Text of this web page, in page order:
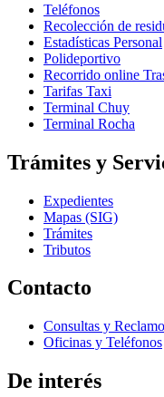
Teléfonos
Recolección de
Estadísticas Personal
Polideportivo
Recorrido online
Tarifas Taxi
Terminal Chuy
Terminal Rocha
Trámites y
Expedientes
Mapas (SIG)
Trámites
Tributos
Contacto
Consultas y
Oficinas y Teléfonos
De interés